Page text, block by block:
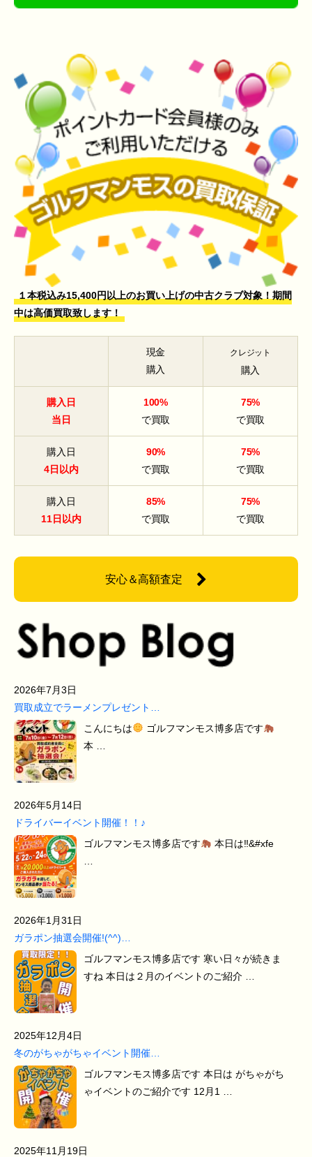
１本税込み15,400円以上のお買い上げの中古クラブ対象！期間
中は高価買取致します！
現金
購入
クレジット
購入
購入日
当日
100%
で買取
75%
で買取
購入日
4日以内
90%
で買取
75%
で買取
購入日
11日以内
85%
で買取
75%
で買取
安心＆高額査定
2026年7月3日
買取成立でラーメンプレゼント…
こんにちは
ゴルフマンモス博多店です
本 …
2026年5月14日
ドライバーイベント開催！！♪
ゴルフマンモス博多店です
本日は‼&#xfe
2026年1月31日
ガラポン抽選会開催!(^^)…
ゴルフマンモス博多店です 寒い日々が続きま
すね 本日は２月のイベントのご紹介 …
2025年12月4日
冬のがちゃがちゃイベント開催…
ゴルフマンモス博多店です 本日は がちゃがち
ゃイベントのご紹介です 12月1 …
2025年11月19日